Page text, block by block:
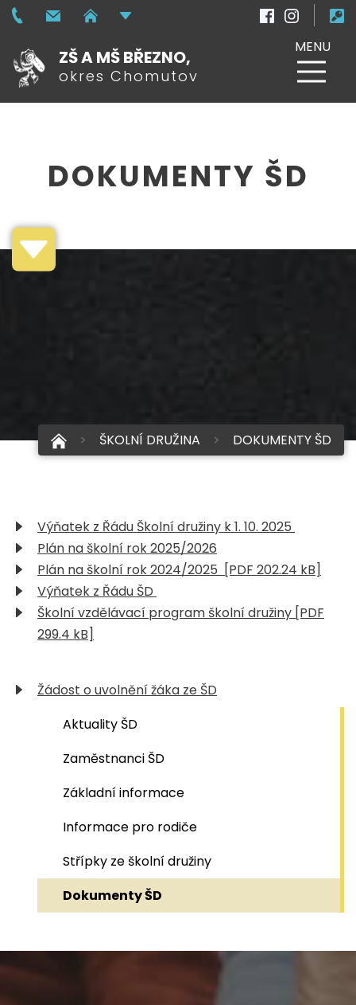
ZŠ A MŠ BŘEZNO,
okres Chomutov
MENU
DOKUMENTY ŠD
ŠKOLNÍ DRUŽINA DOKUMENTY ŠD
Výňatek z Řádu Školní družiny k 1. 10. 2025
Plán na školní rok 2025/2026
Plán na školní rok 2024/2025 [PDF 202.24 kB]
Výňatek z Řádu ŠD
Školní vzdělávací program školní družiny [PDF
299.4 kB]
Žádost o uvolnění žáka ze ŠD
Aktuality ŠD
Zaměstnanci ŠD
Základní informace
Informace pro rodiče
Střípky ze školní družiny
Dokumenty ŠD